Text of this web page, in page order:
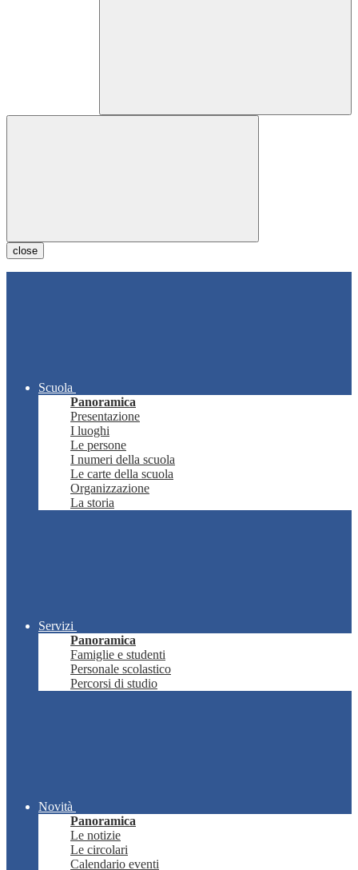
close
Scuola
Panoramica
Presentazione
I luoghi
Le persone
I numeri della scuola
Le carte della scuola
Organizzazione
La storia
Servizi
Panoramica
Famiglie e studenti
Personale scolastico
Percorsi di studio
Novità
Panoramica
Le notizie
Le circolari
Calendario eventi